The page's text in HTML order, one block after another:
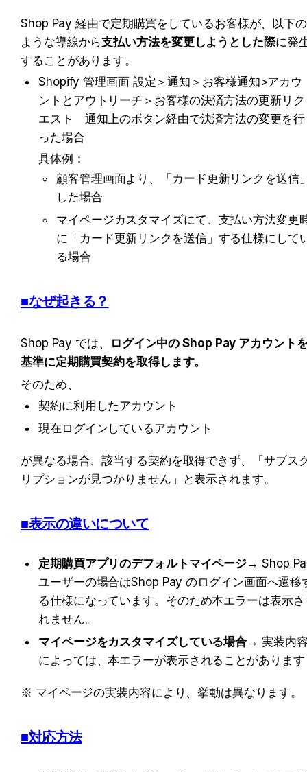
Shop Pay 経由で定期購買をしているお客様が、以下の
ような導線から支払い方法を変更しようとした際に発
することがあります。
Shopify 管理画面 設定＞通知＞お客様通知>アカウ
ントとアウトリーチ＞ お客様の決済方法の更新リク
エスト　通知上のボタン経由で決済方法の変更を行
った場合
具体例：
顧客管理画面より、「カード更新リンクを送信
した場合
マイページカスタマイズにて、支払い方法変更
に「カード更新リンクを送信」する仕様にして
る場合
■なぜ起きる？
Shop Pay では、
ログイン中の Shop Pay アカウント
基準に定期購買契約を取得します。
そのため、
契約に利用したアカウント
現在ログインしているアカウント
が異なる場合、該当する契約を取得できず、「サブス
リプションが見つかりません」と表示されます。
■表示の違いについて
定期購買アプリのデフォルトマイページ→ Shop
ユーザーの場合はShop Pay のログイン画面へ遷移
る仕様になっています。そのため本エラーは表示さ
れません。
マイページをカスタマイズしている場合→ 実装内
によっては、本エラーが表示されることがあります
※ マイページの実装内容により、挙動は異なります。
■対応方法